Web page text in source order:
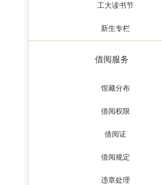
工大读书节
新生专栏
借阅服务
馆藏分布
借阅权限
借阅证
借阅规定
违章处理